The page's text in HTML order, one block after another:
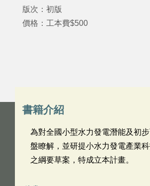
版次：初版
價格：工本費$500
書籍介紹
為對全國小型水力發電潛能及初
盤瞭解，並研提小水力發電產業
之綱要草案，特成立本計畫。